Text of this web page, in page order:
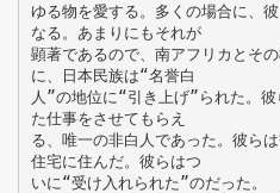
ゆる物を愛する。多くの場合に、
なる。あまりにもそれが
顕著であるので、南アフリカとそ
に、日本民族は“名誉白
人”の地位に“引き上げ”られた。
た仕事をさせてもらえ
る、唯一の非白人であった。彼ら
住宅に住んだ。彼らはつ
いに“受け入れられた”のだった。